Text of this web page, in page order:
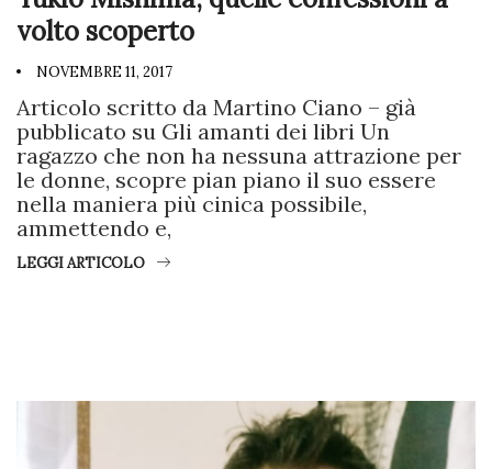
volto scoperto
NOVEMBRE 11, 2017
Articolo scritto da Martino Ciano – già
pubblicato su Gli amanti dei libri Un
ragazzo che non ha nessuna attrazione per
le donne, scopre pian piano il suo essere
nella maniera più cinica possibile,
ammettendo e,
LEGGI ARTICOLO